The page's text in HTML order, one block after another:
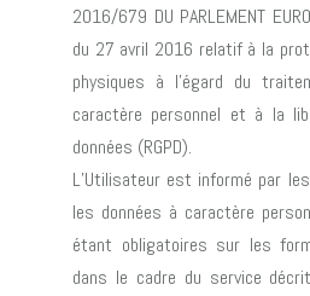
2016/679 DU PARLEMENT
du 27 avril 2016 relatif à la
physiques à l’égard du
caractère personnel et à la
données (RGPD).
L’Utilisateur est informé par
les données à caractère
étant obligatoires sur les
dans le cadre du service